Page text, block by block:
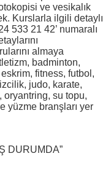
ve vesikalık
Kurslarla ilgili detaylı
533 21 42’ numaralı
almaya
badminton,
fitness, futbol,
judo, karate,
oryantring, su topu,
yüzme branşları yer
DURUMDA”